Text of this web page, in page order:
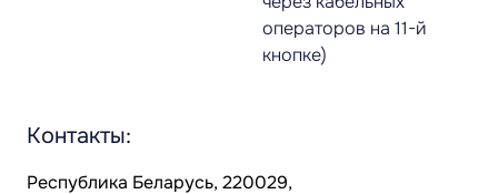
операторов на 11-й
кнопке)
Контакты:
Республика Беларусь, 220029,